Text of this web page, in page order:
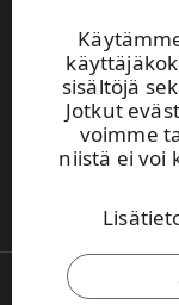
sisältöjä
Jotkut
voimme
niistä ei voi
Tilaa tiedotteet
Toiminta-
UPM Vaihde
0204 15 111
Tämä sivusto on